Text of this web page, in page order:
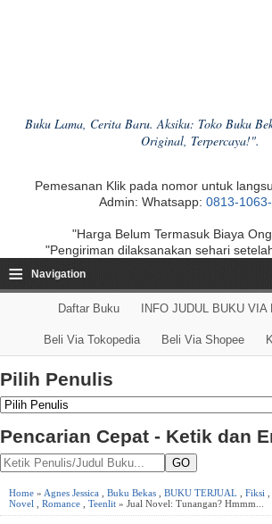
Buku Lama, Cerita Baru. Aksiku: Toko Buku
Original, Terpercaya!".
Pemesanan Klik pada nomor untuk
Admin: Whatsapp: 0813-
"Harga Belum Termasuk Biaya
"Pengiriman dilaksanakan sehari
≡ Navigation
Daftar Buku INFO JUDUL BUKU
Beli Via Tokopedia Beli Via Shopee
Pilih Penulis
Pencarian Cepat - Ketik dan
GO
Home » Agnes Jessica Buku Bekas BUKU TERJUAL Fiksi
Novel
Romance Teenlit » Jual Novel: Tunangan? Hmmm...